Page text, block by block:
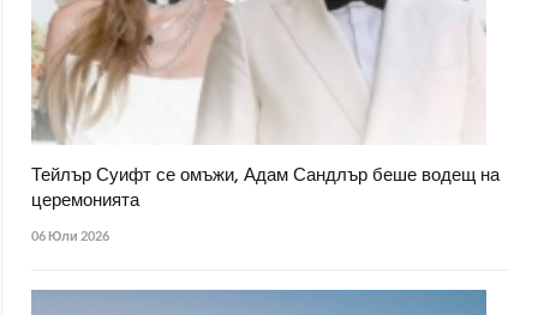
Тейлър Суифт се омъжи, Адам Сандлър беше водещ на
церемонията
06 Юли 2026